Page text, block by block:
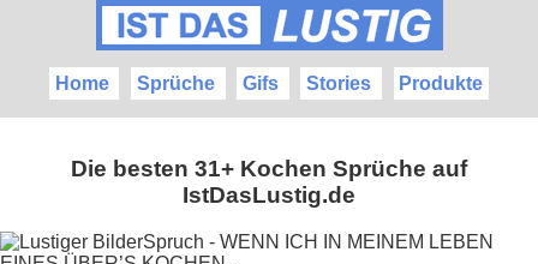
Home Sprüche Gifs Stories Produkte
Die besten 31+ Kochen Sprüche auf
IstDasLustig.de